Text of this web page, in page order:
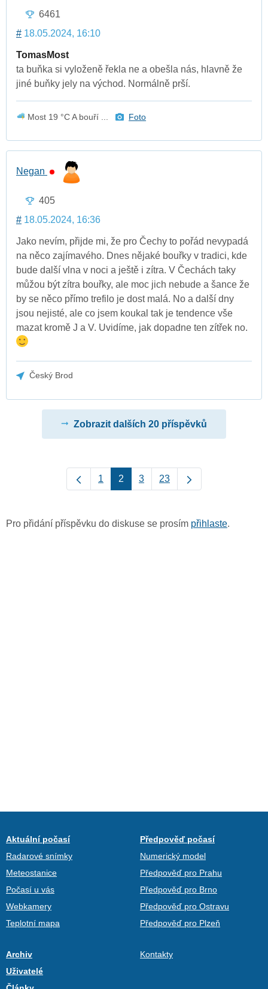
6461
# 18.05.2024, 16:10
TomasMost
ta buňka si vyloženě řekla ne a obešla nás, hlavně že
jiné buňky jely na východ. Normálně prší.
Most 19 °C A bouří ... Foto
Negan
405
# 18.05.2024, 16:36
Jako nevím, přijde mi, že pro Čechy to pořád nevypadá
na něco zajímavého. Dnes nějaké bouřky v tradici, kde
bude další vlna v noci a ještě i zítra. V Čechách taky
můžou být zítra bouřky, ale moc jich nebude a šance že
by se něco přímo trefilo je dost malá. No a další dny
jsou nejisté, ale co jsem koukal tak je tendence vše
mazat kromě J a V. Uvidíme, jak dopadne ten zítřek no.
Český Brod
Zobrazit dalších 20 příspěvků
1 2 3 23
Pro přidání příspěvku do diskuse se prosím přihlaste.
Aktuální počasí
Radarové snímky
Meteostanice
Počasí u vás
Webkamery
Teplotní mapa
Předpověď počasí
Numerický model
Předpověď pro Prahu
Předpověď pro Brno
Předpověď pro Ostravu
Předpověď pro Plzeň
Archiv
Uživatelé
Kontakty